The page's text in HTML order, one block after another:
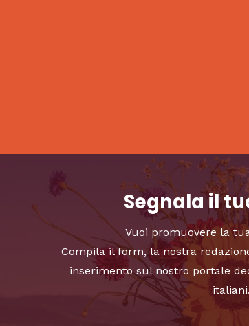
Segnala il
Vuoi promuovere la
Compila il form, la nostra
inserimento sul nostro portale
italiani.